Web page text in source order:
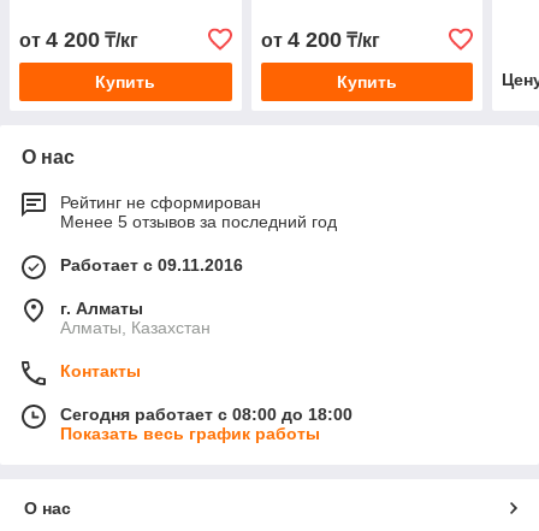
от 4 200 ₸/кг
Купить
от 4 200₸/кг
Купить
О нас
Рейтинг не сформирован
Менее 5 отзывов за последний год
Работает с 09.11.2016
г. Алматы
Алматы, Казахстан
Контакты
Сегодня работает с 08:00 до 18:00
Показать весь график работы
О нас